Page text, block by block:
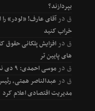
بپردازند؟
قدرآقای عارف! «لودر» را
خراب کنید
قدر
های پایین تر
قدرموسی احمدی: ۹ دی نماد پیوند آگاهانه مردم با ولایت و رهبری است
قدر عبدالناصر همتی،
مدیریت اقتصادی اعلام کرد